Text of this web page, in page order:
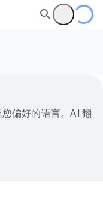
偏好的语言。AI 翻